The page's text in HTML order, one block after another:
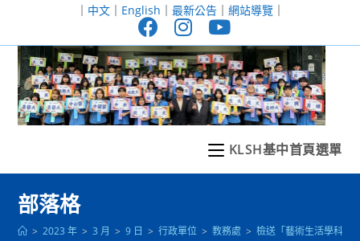
至
｜ 中文｜ English ｜ 最新公告｜ 網站導覽｜
KLSH基中首頁選單
部落格
> 2023 年 > 3 月 > 9 日 > 行政單位 > 教務處 > 檢送「藝術生活學科中